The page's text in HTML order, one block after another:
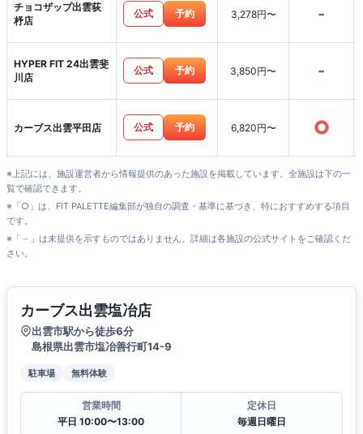
チョコザップ出雲荻
杼店
公式 予約 3,278円〜 -
HYPER FIT 24出雲斐
川店
公式 予約 3,850円〜 -
カーブス出雲平田店 公式 予約 6,820円〜 ○
※上記には、施設運営者から情報提供のあった施設を掲載しています。全施設は下の一
覧で確認できます。
※「○」は、FIT PALETTE編集部が独自の調査・基準に基づき、特におすすめする項目
です。
※「－」は未提供を示すものではありません。詳細は各施設の公式サイトをご確認くだ
さい。
カーブス出雲塩冶店
出雲市駅から徒歩6分
島根県出雲市塩冶善行町14-9
駐車場 無料体験
営業時間
平日 10:00〜13:00
定休日
毎週日曜日